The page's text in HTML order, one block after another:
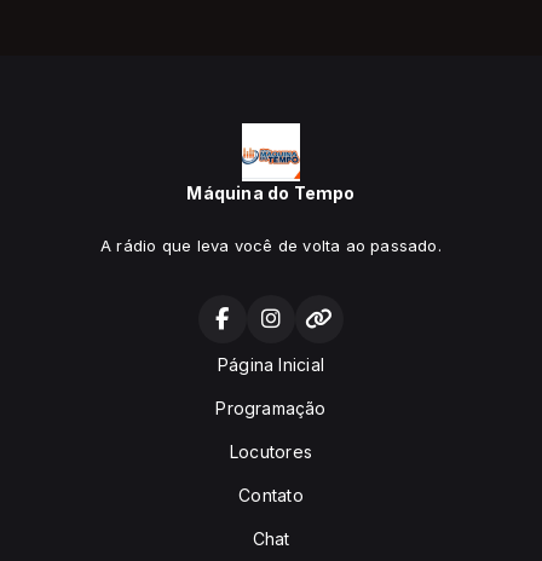
Máquina do Tempo
A rádio que leva você de volta ao passado.
Página Inicial
Programação
Locutores
Contato
Chat